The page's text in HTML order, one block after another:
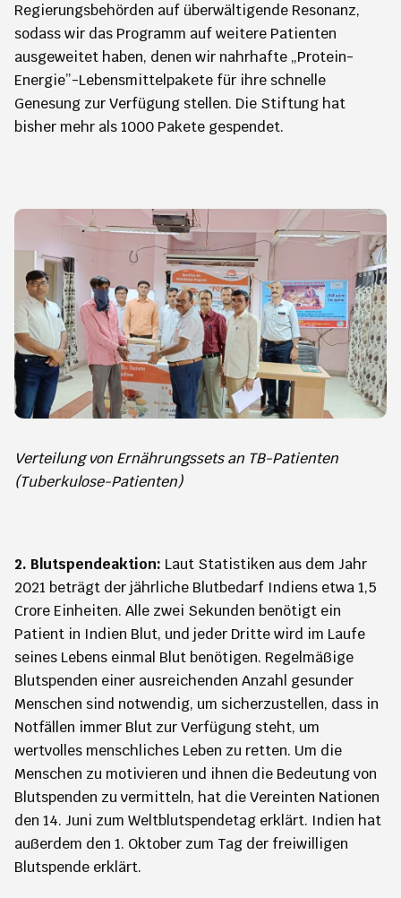
Regierungsbehörden auf überwältigende Resonanz,
sodass wir das Programm auf weitere Patienten
ausgeweitet haben, denen wir nahrhafte „Protein-
Energie”-Lebensmittelpakete für ihre schnelle
Genesung zur Verfügung stellen. Die Stiftung hat
bisher mehr als 1000 Pakete gespendet.
Verteilung von Ernährungssets an TB-Patienten
(Tuberkulose-Patienten)
2. Blutspendeaktion: Laut Statistiken aus dem Jahr
2021 beträgt der jährliche Blutbedarf Indiens etwa 1,5
Crore Einheiten. Alle zwei Sekunden benötigt ein
Patient in Indien Blut, und jeder Dritte wird im Laufe
seines Lebens einmal Blut benötigen. Regelmäßige
Blutspenden einer ausreichenden Anzahl gesunder
Menschen sind notwendig, um sicherzustellen, dass in
Notfällen immer Blut zur Verfügung steht, um
wertvolles menschliches Leben zu retten. Um die
Menschen zu motivieren und ihnen die Bedeutung von
Blutspenden zu vermitteln, hat die Vereinten Nationen
den 14. Juni zum Weltblutspendetag erklärt. Indien hat
außerdem den 1. Oktober zum Tag der freiwilligen
Blutspende erklärt.